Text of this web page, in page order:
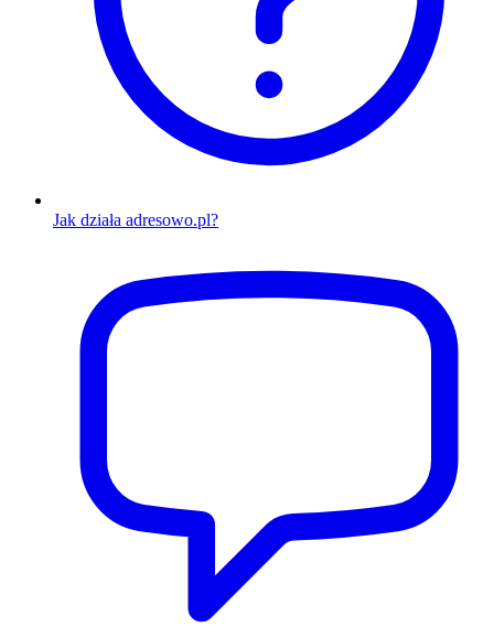
Jak działa adresowo.pl?